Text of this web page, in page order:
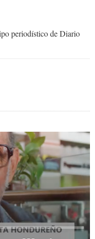
periodístico de Diario